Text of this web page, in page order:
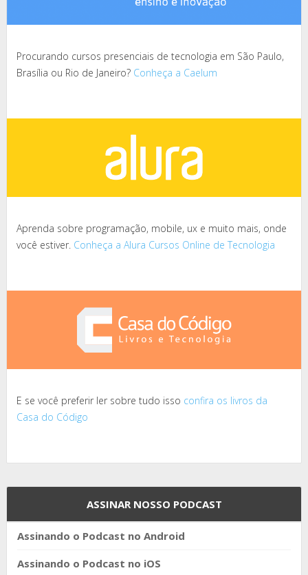
Procurando cursos presenciais de tecnologia em São Paulo,
Brasília ou Rio de Janeiro? Conheça a Caelum
Aprenda sobre programação, mobile, ux e muito mais, onde
você estiver. Conheça a Alura Cursos Online de Tecnologia
E se você preferir ler sobre tudo isso confira os livros da
Casa do Código
ASSINAR NOSSO PODCAST
Assinando o Podcast no Android
Assinando o Podcast no iOS